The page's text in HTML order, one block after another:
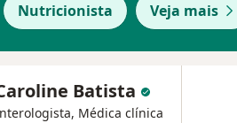
Nutricionista Veja mais
Batista
Médica clínica